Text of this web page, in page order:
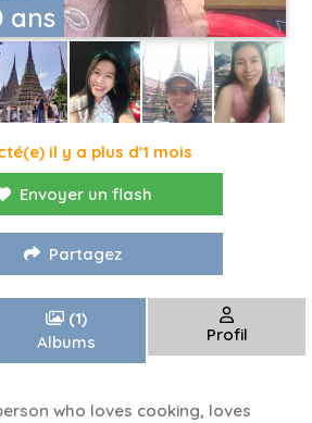
ans
il y a plus d'1 mois
Envoyer un flash
Partagez
(1)
Albums
Profil
who loves cooking, loves